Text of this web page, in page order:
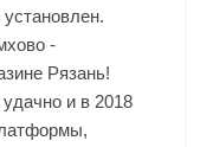
-
Рязань!
и в 2018